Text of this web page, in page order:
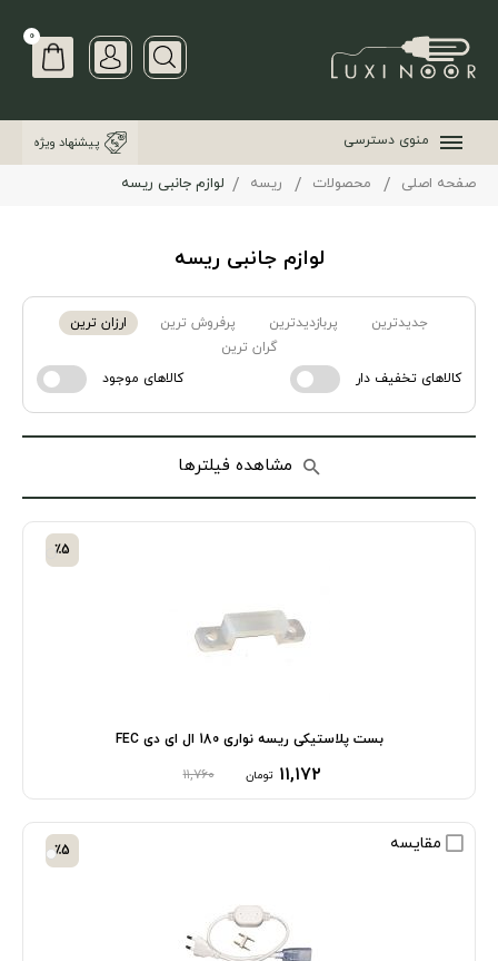
0
منوی دسترسی پیشنهاد ویژه
صفحه اصلی محصولات ریسه لوازم جانبی ریسه
لوازم جانبی ریسه
جدیدترین پربازدیدترین پرفروش ترین
ارزان ترین
گران ترین
کالاهای تخفیف دار
کالاهای موجود
مشاهده فیلترها
بست پلاستیکی ریسه نواری 180 ال ای دی FEC
۱۱,۱۷۲ تومان ۱۱,۷۶۰
٪5
مقایسه ٪5